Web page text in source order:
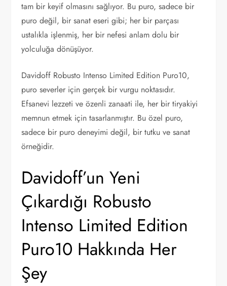
tam bir keyif olmasını sağlıyor. Bu puro, sadece bir
puro değil, bir sanat eseri gibi; her bir parçası
ustalıkla işlenmiş, her bir nefesi anlam dolu bir
yolculuğa dönüşüyor.
Davidoff Robusto Intenso Limited Edition Puro10,
puro severler için gerçek bir vurgu noktasıdır.
Efsanevi lezzeti ve özenli zanaati ile, her bir tiryakiyi
memnun etmek için tasarlanmıştır. Bu özel puro,
sadece bir puro deneyimi değil, bir tutku ve sanat
örneğidir.
Davidoff’un Yeni
Çıkardığı Robusto
Intenso Limited Edition
Puro10 Hakkında Her
Şey